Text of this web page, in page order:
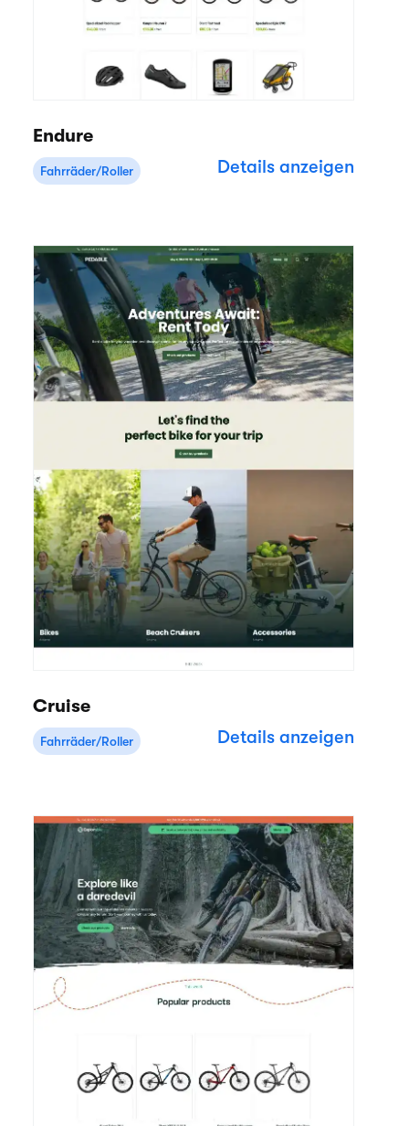
Endure
Fahrräder/Roller Details anzeigen
Cruise
Fahrräder/Roller Details anzeigen